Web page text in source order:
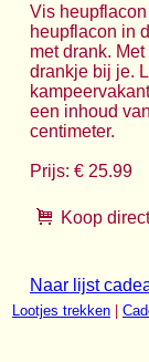
Vis
heupflacon in
met drank.
drankje bij je.
een inhoud
centimeter.
Prijs: € 25.99
Koop
Naar lijst
Lootjes trekken